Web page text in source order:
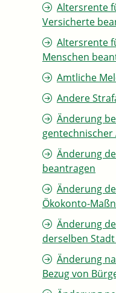
Altersrente
Versicherte
Altersrente
Menschen
Amtliche
Andere
Änderung
Änderung
beantragen
Änderung
Ökokonto-
Änderung
derselben
Änderung
Bezug von